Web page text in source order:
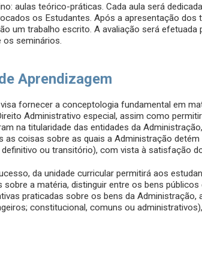
aulas teórico-práticas. Cada aula será
os Estudantes. Após a apresentação dos
um trabalho escrito. A avaliação será
os seminários.
Aprendizagem
fornecer a conceptologia fundamental em
Administrativo especial, assim como
na titularidade das entidades da
as coisas sobre as quais a Administração
ou transitório), com vista à satisfação
da unidade curricular permitirá aos
sobre a matéria, distinguir entre os bens públicos
praticadas sobre os bens da Administração,
constitucional, comuns ou